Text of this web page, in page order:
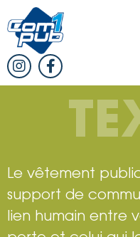
Le vêtement
support de
lien humain entre